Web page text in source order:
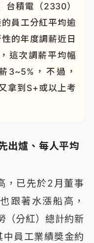
台積電（2330）
員工分紅平均逾
的年度調薪近日
這次調薪平均幅
3~5%，不過，
拿到S+或以上考
出爐、每人平均
，已先於2月董事
跟著水漲船高，
（分紅）總計約新
員工業績奬金約